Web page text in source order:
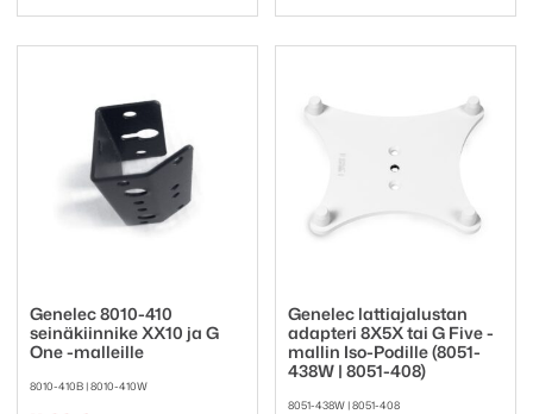
Genelec 8010-410
seinäkiinnike XX10 ja G
One -malleille
8010-410B | 8010-410W
Genelec lattiajalustan
adapteri 8X5X tai G Five -
mallin Iso-Podille (8051-
438W | 8051-408)
8051-438W | 8051-408